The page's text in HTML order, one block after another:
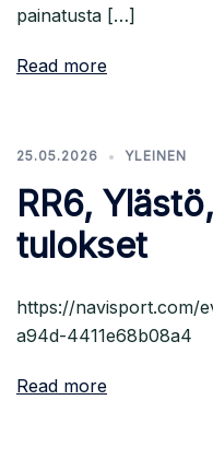
painatusta […]
Read more
25.05.2026 YLEINEN
RR6,
tulokset
https://navisport.com/
a94d-4411e68b08a4
Read more